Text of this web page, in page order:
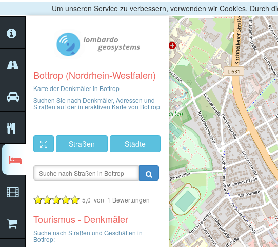
Um unseren Service zu verbessern, verwenden wir Cookies. Durch
Bottrop (Nordrhein-Westfalen)
Karte der Denkmäler in Bottrop
Suchen Sie nach Denkmäler, Adressen und
Straßen auf der interaktiven Karte von Bottrop
Straßen Städte
5,0 von 1 Bewertungen
Tourismus - Denkmäler
Suche nach Straßen und Geschäften in
Bottrop: